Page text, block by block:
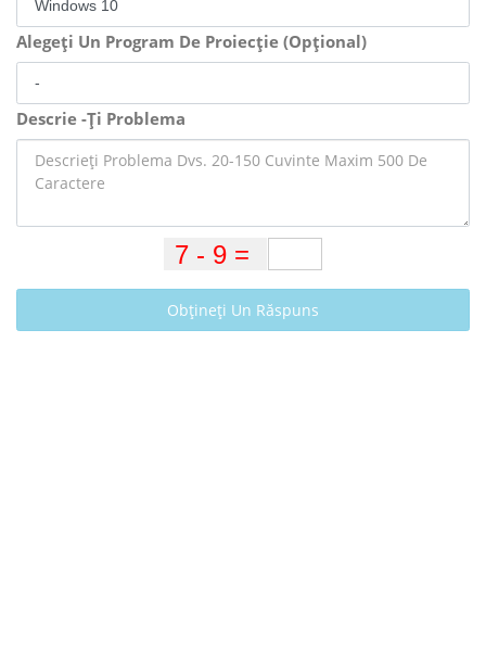
Alegeți Un Program De Proiecție (Opțional)
Descrie -Ți Problema
Obțineți Un Răspuns